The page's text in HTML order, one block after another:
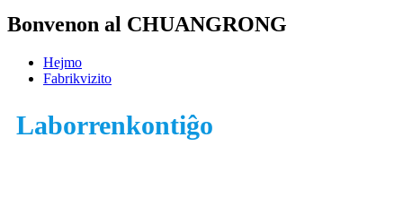
Bonvenon al CHUANGRONG
Hejmo
Fabrikvizito
Laborrenkontiĝo